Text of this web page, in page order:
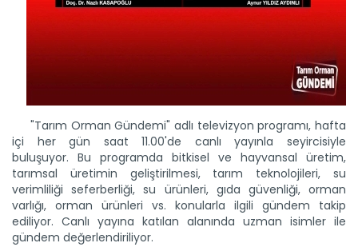
"Tarım Orman Gündemi" adlı televizyon programı, hafta
içi her gün saat 11.00'de canlı yayınla seyircisiyle
buluşuyor. Bu programda bitkisel ve hayvansal üretim,
tarımsal üretimin geliştirilmesi, tarım teknolojileri, su
verimliliği seferberliği, su ürünleri, gıda güvenliği, orman
varlığı, orman ürünleri vs. konularla ilgili gündem takip
ediliyor. Canlı yayına katılan alanında uzman isimler ile
gündem değerlendiriliyor.
Tarım Orman Gündemi 15.06.2026
“Tarım Orman Gündemi” sektörün gündemini izleyici ile...
Devamını Oku ->